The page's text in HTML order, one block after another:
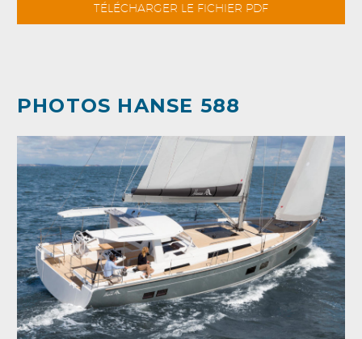
TÉLÉCHARGER LE FICHIER PDF
PHOTOS HANSE 588